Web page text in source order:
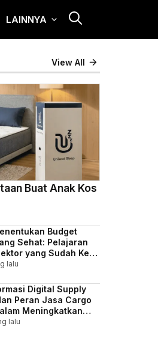
LAINNYA
View All
Buat Anak Kos
Budget
Sehat: Pelajaran
yang Sudah Kena
lalu
Digital Supply
Peran Jasa Cargo
Meningkatkan
Bisnis Indonesia
lalu